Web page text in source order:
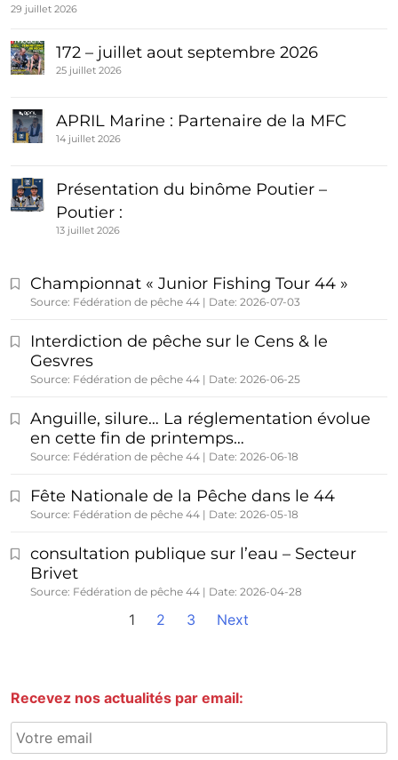
29 juillet 2026
172 – juillet aout septembre 2026
25 juillet 2026
APRIL Marine : Partenaire de la MFC
14 juillet 2026
Présentation du binôme Poutier –
Poutier :
13 juillet 2026
Championnat « Junior Fishing Tour 44 »
Source: Fédération de pêche 44 Date: 2026-07-03
Interdiction de pêche sur le Cens & le
Gesvres
Source: Fédération de pêche 44 Date: 2026-06-25
Anguille, silure… La réglementation évolue
en cette fin de printemps…
Source: Fédération de pêche 44 Date: 2026-06-18
Fête Nationale de la Pêche dans le 44
Source: Fédération de pêche 44 Date: 2026-05-18
consultation publique sur l’eau – Secteur
Brivet
Source: Fédération de pêche 44 Date: 2026-04-28
1 2 3 Next
Recevez nos actualités par email: